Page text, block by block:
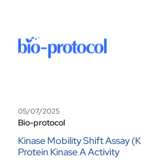
05/07/2025
Bio-protocol
Kinase Mobility Shift Assay
Protein Kinase A Activity